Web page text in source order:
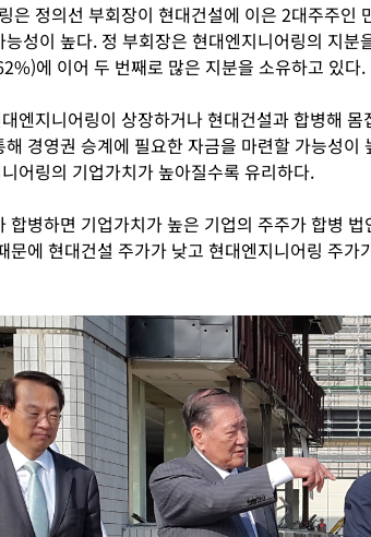
은 정의선 부회장이 현대건설에 이은 2대주주인
능성이 높다. 정 부회장은 현대엔지니어링의 지분
에 이어 두 번째로 많은 지분을 소유하고 있다.
엔지니어링이 상장하거나 현대건설과 합병해 몸
경영권 승계에 필요한 자금을 마련할 가능성이
어링의 기업가치가 높아질수록 유리하다.
합병하면 기업가치가 높은 기업의 주주가 합병
문에 현대건설 주가가 낮고 현대엔지니어링 주가